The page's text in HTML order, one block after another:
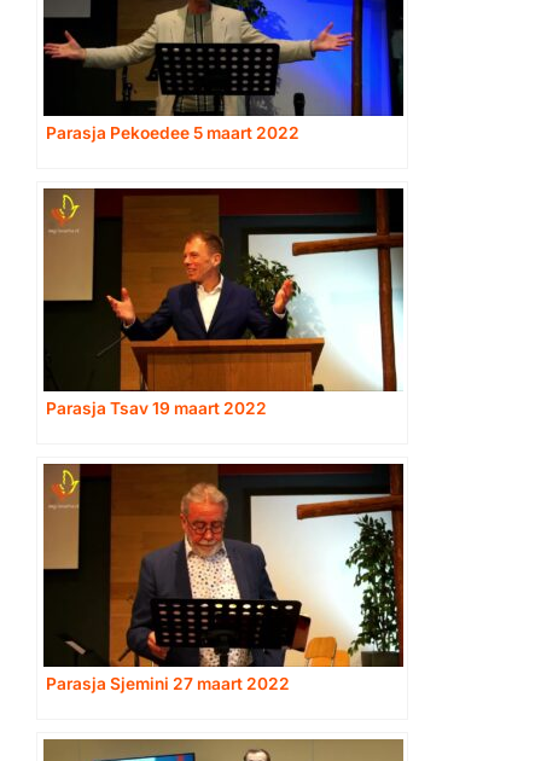
Parasja Pekoedee 5 maart 2022
Parasja Tsav 19 maart 2022
Parasja Sjemini 27 maart 2022